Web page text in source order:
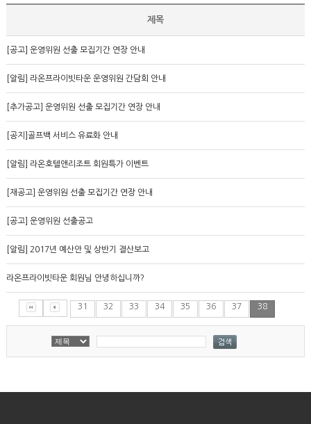
제목
[공고] 운영위원 선출 모집기간 연장 안내
[알림] 라온프라이빗타운 운영위원 간담회 안내
[추가공고] 운영위원 선출 모집기간 연장 안내
[공지]골프백 서비스 유료화 안내
[알림] 라온호텔앤리조트 회원특가 이벤트
[재공고] 운영위원 선출 모집기간 연장 안내
[공고] 운영위원 선출공고
[알림] 2017년 예산안 및 상반기 결산보고
라온프라이빗타운 회원님 안녕하십니까?
31 32 33 34 35 36 37 38